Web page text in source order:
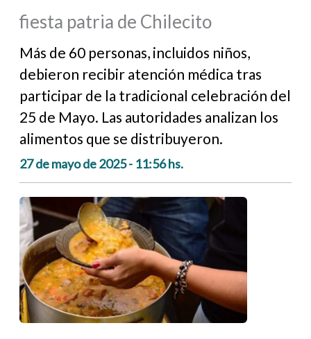
fiesta patria de Chilecito
Más de 60 personas, incluidos niños,
debieron recibir atención médica tras
participar de la tradicional celebración del
25 de Mayo. Las autoridades analizan los
alimentos que se distribuyeron.
27 de mayo de 2025 - 11:56 hs.